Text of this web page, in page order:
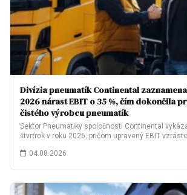
Divízia pneumatík Continental
2026 nárast EBIT o 35 %, čím dokončila
čistého výrobcu pneumatík
Sektor Pneumatiky spoločnosti Continental
štvrťrok v roku 2026, pričom upravený EBIT
04.08.2026